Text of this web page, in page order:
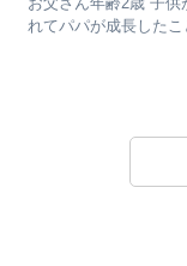
れてパパが成長したこ